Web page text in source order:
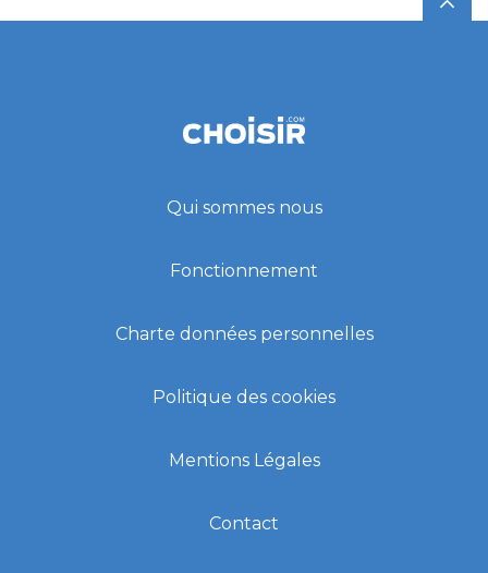
Qui sommes nous
Fonctionnement
Charte données personnelles
Politique des cookies
Mentions Légales
Contact